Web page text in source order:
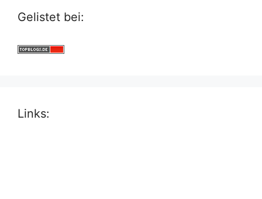
Gelistet bei:
Links: